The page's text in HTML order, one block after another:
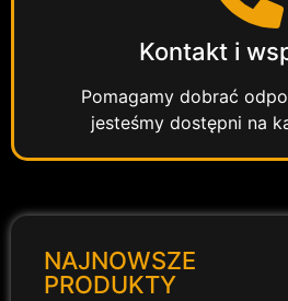
Kontakt i
Pomagamy dobrać
jesteśmy dostępni na
NAJNOWSZE
PRODUKTY